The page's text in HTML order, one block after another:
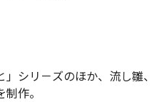
シリ－ズのほか、流し雛、
作。